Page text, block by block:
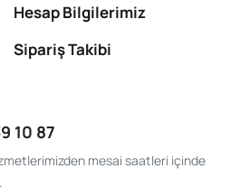
Hesap Bilgilerimiz
Sipariş Takibi
10 87
mesai saatleri içinde